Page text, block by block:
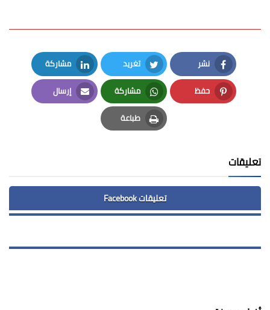
نشر
Facebook
تغريد
Twitter
مشاركة
LinkedIn
حفظ
Pinterest
مشاركة
Whatsapp
إرسال
Email
طباعة
Print
تعليقات
تعليقات Facebook